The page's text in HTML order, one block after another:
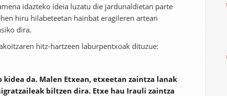
idazteko ideia luzatu die jardunaldietan parte
hiru hilabeteetan hainbat eragileren artean
dira.
hitz-hartzeen laburpentxoak dituzue:
kidea da. Malen Etxean, etxeetan zaintza lanak
biltzen dira. Etxe hau Irauli zaintza